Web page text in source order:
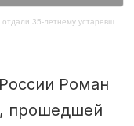
35-летнему устаревшему судну
Роман
прошедшей